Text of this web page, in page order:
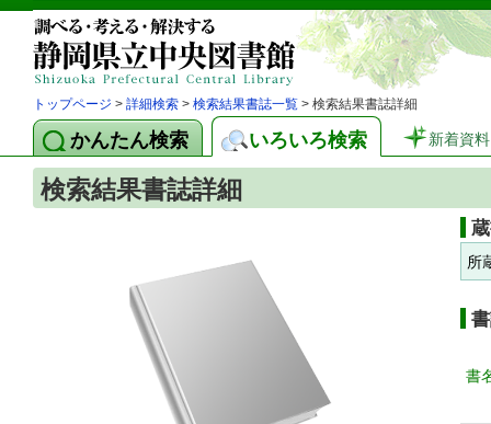
トップページ > 詳細検索 > 検索結果書誌一覧 > 検索結果書誌詳細
かんたん検索 いろいろ検索 新着資料
検索結果書誌詳細
所
書